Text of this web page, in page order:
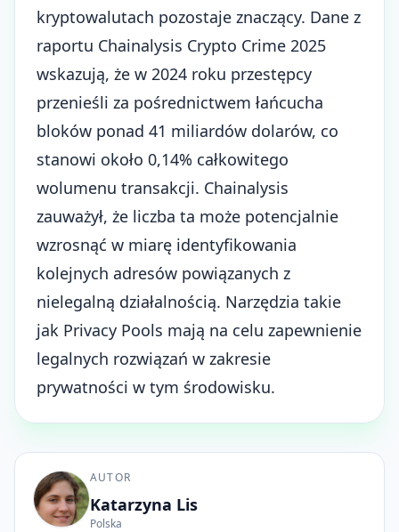
kryptowalutach pozostaje znaczący. Dane z
raportu Chainalysis Crypto Crime 2025
wskazują, że w 2024 roku przestępcy
przenieśli za pośrednictwem łańcucha
bloków ponad 41 miliardów dolarów, co
stanowi około 0,14% całkowitego
wolumenu transakcji. Chainalysis
zauważył, że liczba ta może potencjalnie
wzrosnąć w miarę identyfikowania
kolejnych adresów powiązanych z
nielegalną działalnością. Narzędzia takie
jak Privacy Pools mają na celu zapewnienie
legalnych rozwiązań w zakresie
prywatności w tym środowisku.
AUTOR
Katarzyna Lis
Polska